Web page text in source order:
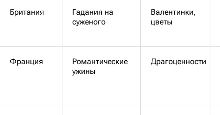
Британия
Гадания на
суженого
Валентинки,
цветы
Франция
Романтические
ужины
Драгоценности